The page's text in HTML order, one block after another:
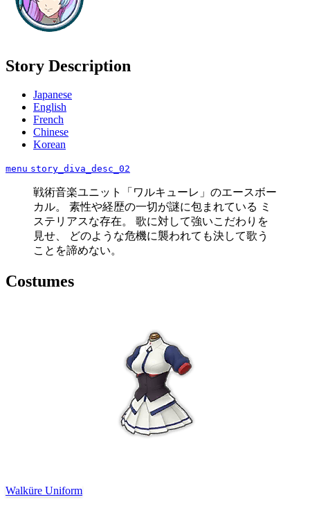
Story Description
Japanese
English
French
Chinese
Korean
menu story_diva_desc_02
戦術音楽ユニット「ワルキューレ」のエースボー
カル。 素性や経歴の一切が謎に包まれている ミ
ステリアスな存在。 歌に対して強いこだわりを
見せ、 どのような危機に襲われても決して歌う
ことを諦めない。
Costumes
Walküre Uniform